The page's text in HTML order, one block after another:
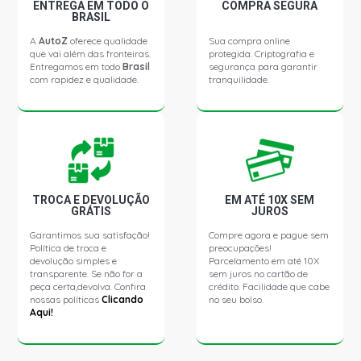
MASTER LONGO FURGAO 2.5 16V DIESEL (2005 - 2020)
MASTER DCI CHASSI CHASSI CURTO 2.3 16V MULTIJET
M9T 692 DIESEL (2013 - 2020)
MASTER DCI EXECUTIVE LONGO CHASSI LONGO 2.3 16V
MULTIJET M9T 692 DIESEL (2013 - 2020)
MASTER DCI EXTRA F. VITRÉ CHASSI LONGO 2.3 16V
MULTIJET M9T 692 DIESEL (2013 - 2020)
MASTER DCI EXTRA FURGÃO CHASSI LONGO 2.3 16V
MASTER DCI FURGÃO FURGAO 2.3 16V MULTIJET M9T
692 DIESEL (2013 - 2020)
MULTIJET M9T 692 DIESEL (2013 - 2020)
ENTREGA EM TODO O
BRASIL
AAutoZ oferece qualidade
que vai além das fronteiras.
Entregamos em todoBrasil
com rapidez e qualidade.
COMPRA SEGURA
Sua compra online
protegida. Criptografia e
segurança para garantir
tranquilidade.
TROCA E DEVOLUÇÃO
GRÁTIS
Garantimos sua satisfação!
Política de troca e
devolução simples e
transparente. Se não for a
peça certa,devolva. Confira
nossas políticasClicando
Aqui!
EM ATÉ 10X SEM
JUROS
Compre agora e pague sem
preocupações!
Parcelamento em até 10X
sem juros no cartão de
crédito. Facilidade que cabe
no seu bolso.